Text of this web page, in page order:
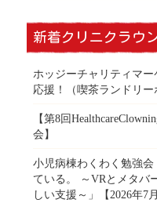
新着クリニクラウ
ホッジーチャリティマ
応援！（喫茶ランドリー
【第8回
会】
小児病棟わくわく勉強
ている。 ～VRとメタバ
しい支援～」【2026年7